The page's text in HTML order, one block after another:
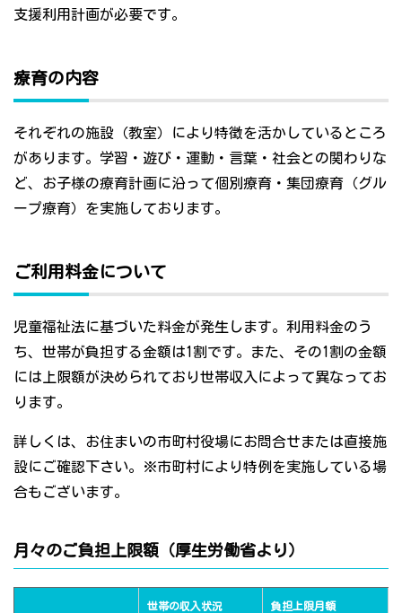
支援利用計画が必要です。
療育の内容
それぞれの施設（教室）により特徴を活かしているところ
があります。学習・遊び・運動・言葉・社会との関わりな
ど、お子様の療育計画に沿って個別療育・集団療育（グル
ープ療育）を実施しております。
ご利用料金について
児童福祉法に基づいた料金が発生します。利用料金のう
ち、世帯が負担する金額は1割です。また、その1割の金額
には上限額が決められており世帯収入によって異なってお
ります。
詳しくは、お住まいの市町村役場にお問合せまたは直接施
設にご確認下さい。※市町村により特例を実施している場
合もございます。
月々のご負担上限額（厚生労働省より）
世帯の収入状況 負担上限月額